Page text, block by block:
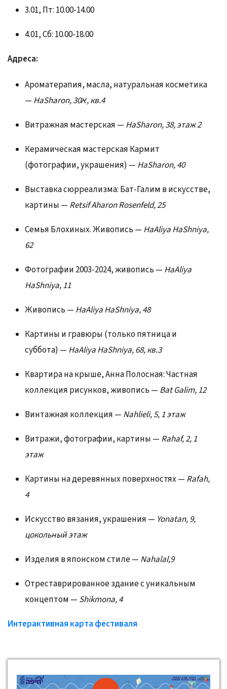
3.01, Пт: 10.00-14.00
4.01, Сб: 10.00-18.00
Адреса:
Ароматерапия, масла, натуральная косметика
—
HaSharon, 30א, кв.4
Витражная мастерская — HaSharon, 38, этаж 2
Керамическая мастерская Кармит
(фотографии, украшения) — HaSharon, 40
Выставка сюрреализма: Бат-Галим в искусстве,
картины — Retsif Aharon Rosenfeld, 25
Семья Блохиных. Живопись — HaAliya HaShniya,
62
Фотографии 2003-2024, живопись — HaAliya
HaShniya, 11
Живопись — HaAliya HaShniya, 48
Картины и гравюры (только пятница и
суббота) — HaAliya HaShniya, 68, кв.3
Квартира на крыше, Анна Полосная: Частная
коллекция рисунков, живопись — Bat Galim, 12
Винтажная коллекция — Nahlieli, 5, 1 этаж
Витражи, фотографии, картины — Rahaf, 2, 1
этаж
Картины на деревянных поверхностях — Rafah,
4
Искусство вязания, украшения — Yonatan, 9,
цокольный этаж
Изделия в японском стиле — Nahalal,9
Отреставрированное здание с уникальным
концептом — Shikmona, 4
Интерактивная карта фестиваля